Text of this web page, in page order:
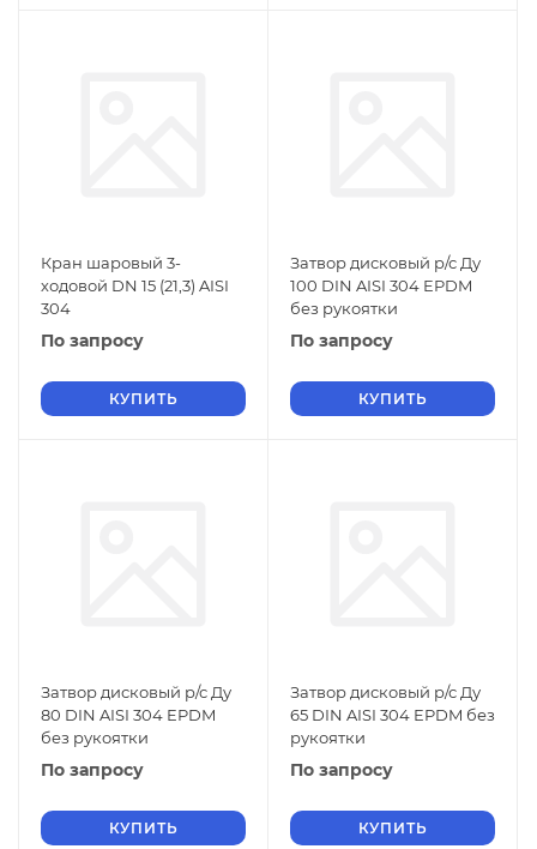
Кран шаровый 3-
ходовой DN 15 (21,3) AISI
304
По запросу
КУПИТЬ
Затвор дисковый р/с Ду
100 DIN AISI 304 EPDM
без рукоятки
По запросу
КУПИТЬ
Затвор дисковый р/с Ду
80 DIN AISI 304 EPDM
без рукоятки
По запросу
КУПИТЬ
Затвор дисковый р/с Ду
65 DIN AISI 304 EPDM без
рукоятки
По запросу
КУПИТЬ